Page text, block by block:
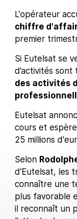
L'opérateur
chiffre
premier
Si Eutelsat se
d’activités sont
des activités
Eutelsat
cours et
25 millions
Selon
d'Eutelsat, les
connaître une
plus favorable
il reconnaît un